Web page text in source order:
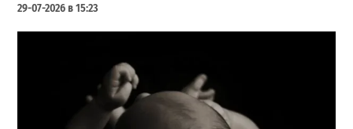
29-07-2026 в 15:23